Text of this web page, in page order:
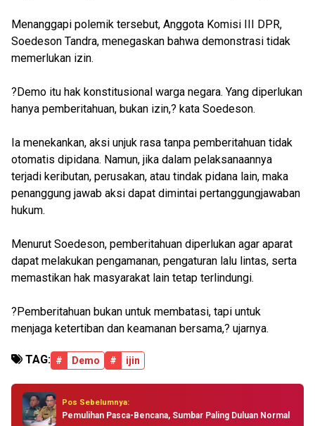
Menanggapi polemik tersebut, Anggota Komisi III DPR,
Soedeson Tandra, menegaskan bahwa demonstrasi tidak
memerlukan izin.
?Demo itu hak konstitusional warga negara. Yang diperlukan
hanya pemberitahuan, bukan izin,? kata Soedeson.
Ia menekankan, aksi unjuk rasa tanpa pemberitahuan tidak
otomatis dipidana. Namun, jika dalam pelaksanaannya
terjadi keributan, perusakan, atau tindak pidana lain, maka
penanggung jawab aksi dapat dimintai pertanggungjawaban
hukum.
Menurut Soedeson, pemberitahuan diperlukan agar aparat
dapat melakukan pengamanan, pengaturan lalu lintas, serta
memastikan hak masyarakat lain tetap terlindungi.
?Pemberitahuan bukan untuk membatasi, tapi untuk
menjaga ketertiban dan keamanan bersama,? ujarnya.
TAG: # Demo # ijin
Pos Sebelumnya:
Pemulihan Pasca-Bencana, Sumbar Paling Duluan Normal